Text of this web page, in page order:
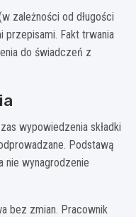
zależności od długości
przepisami. Fakt trwania
do świadczeń z
wypowiedzenia składki
Podstawą
nie wynagrodzenie
bez zmian. Pracownik